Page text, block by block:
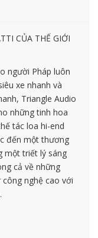
CỦA THẾ GIỚI
người Pháp luôn
xe nhanh và
Triangle Audio
những tinh hoa
tác loa hi-end
đến một thương
một triết lý sáng
cả về những
nghệ cao với